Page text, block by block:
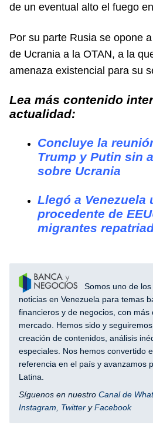
de un eventual alto el fuego
Por su parte Rusia se opone
de Ucrania a la OTAN, a la
amenaza existencial para su
Lea más contenido
actualidad:
Concluye la
Trump y Putin sin
sobre Ucrania
Llegó a Venezuela
procedente de
migrantes
Somos uno de
noticias en Venezuela para temas
financieros y de negocios, con más
mercado. Hemos sido y
creación de contenidos, análisis
especiales. Nos hemos convertido
referencia en el país y avanzamos
Latina.
Síguenos en nuestro Canal de
Instagram
Twitter yFacebook